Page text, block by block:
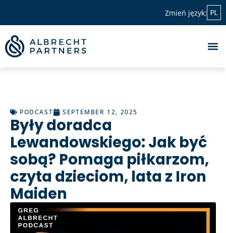
Zmień język: PL
PODCAST SEPTEMBER 12, 2025
Były doradca
Lewandowskiego: Jak być
sobą? Pomaga piłkarzom,
czyta dzieciom, lata z Iron
Maiden